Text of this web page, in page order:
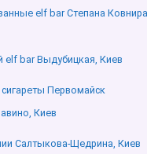
elf bar Степана Ковнира,
elf bar Выдубицкая, Киев
Первомайск
Киев
Салтыкова-Щедрина, Киев